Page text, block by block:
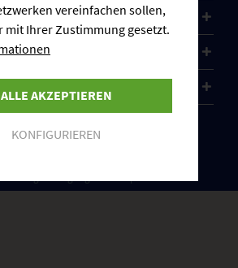
vereinfachen sollen,
mit Ihrer Zustimmung gesetzt.
ALLE AKZEPTIEREN
KONFIGURIEREN